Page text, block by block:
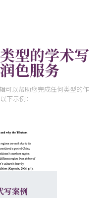
型的学术写
色服务
可以帮助您完成任何类型的作
下示例：
写案例